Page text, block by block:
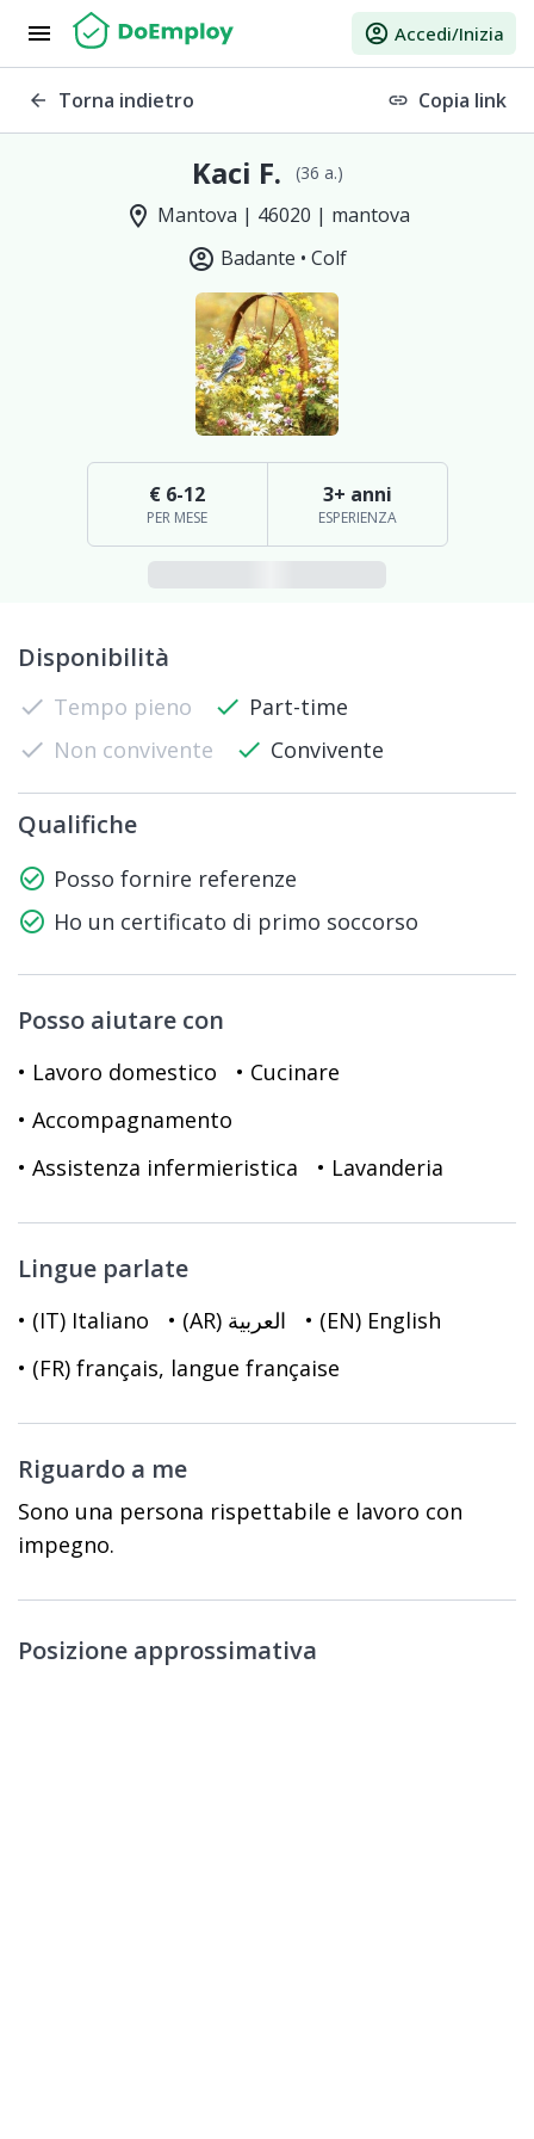
menu account_circle Accedi/Inizia
arrow_back Torna indietro link Copia link
Kaci F. (36 a.)
location_on Mantova | 46020 | mantova
account_circle Badante • Colf
€ 6-12
PER MESE
3+ anni
ESPERIENZA
Disponibilità
check Tempo pieno check Part-time
check Non convivente check Convivente
Qualifiche
check_circle_outline Posso fornire referenze
check_circle_outline Ho un certificato di primo soccorso
Posso aiutare con
• Lavoro domestico
• Cucinare
• Accompagnamento
• Assistenza infermieristica
• Lavanderia
Lingue parlate
• (IT) Italiano • (AR) العربية
• (EN) English
• (FR) français, langue française
Riguardo a me
Sono una persona rispettabile e lavoro con
impegno.
Posizione approssimativa